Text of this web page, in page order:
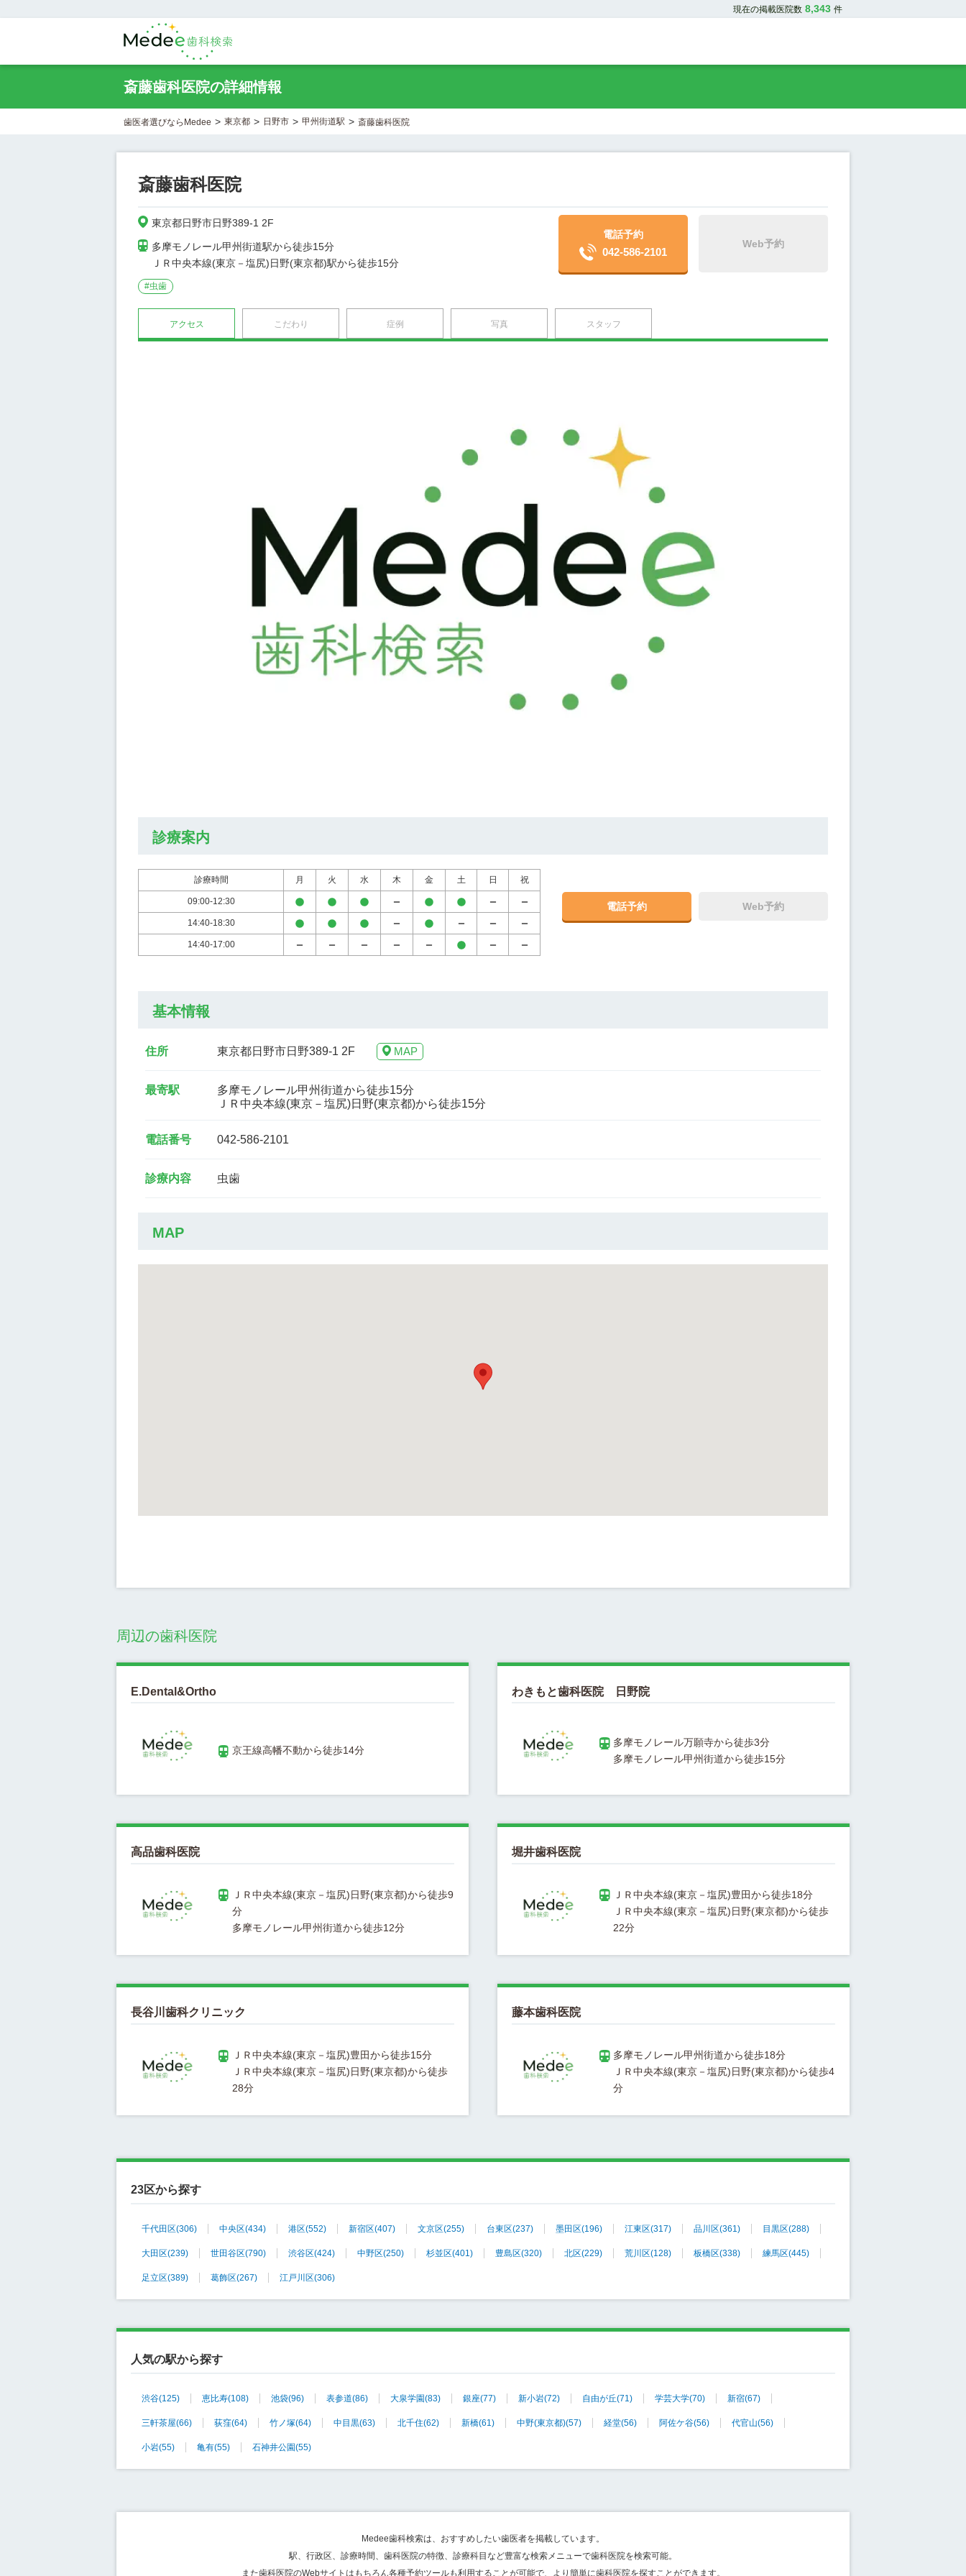
現在の掲載医院数 8,343 件
斎藤歯科医院の詳細情報
歯医者選びならMedee > 東京都 > 日野市 > 甲州街道駅 > 斎藤歯科医院
斎藤歯科医院
東京都日野市日野389-1 2F
多摩モノレール甲州街道駅から徒歩15分
ＪＲ中央本線(東京－塩尻)日野(東京都)駅から徒歩15分
#虫歯
電話予約
042-586-2101
Web予約
アクセス こだわり 症例 写真 スタッフ
診療案内
診療時間 月 火 水 木 金 土 日 祝
09:00-12:30
14:40-18:30
14:40-17:00
電話予約 Web予約
基本情報
住所 東京都日野市日野389-1 2F MAP
最寄駅
多摩モノレール甲州街道から徒歩15分
ＪＲ中央本線(東京－塩尻)日野(東京都)から徒歩15分
電話番号 042-586-2101
診療内容 虫歯
MAP
周辺の歯科医院
E.Dental&Ortho わきもと歯科医院 日野院
高品歯科医院
ＪＲ中央本線(東京－塩尻)日野(東京都)から徒歩9
堀井歯科医院
ＪＲ中央本線(東京－塩尻)日野(東京都)から徒歩
長谷川歯科クリニック
ＪＲ中央本線(東京－塩尻)日野(東京都)から徒歩
藤本歯科医院
ＪＲ中央本線(東京－塩尻)日野(東京都)から徒歩4
23区から探す
千代田区(306) 中央区(434) 港区(552) 新宿区(407) 文京区(255) 台東区(237) 墨田区(196) 江東区(317) 品川区(361) 目黒区(288)
大田区(239) 世田谷区(790) 渋谷区(424) 中野区(250) 杉並区(401) 豊島区(320) 北区(229) 荒川区(128) 板橋区(338) 練馬区(445)
足立区(389) 葛飾区(267) 江戸川区(306)
人気の駅から探す
渋谷(125) 恵比寿(108) 池袋(96) 表参道(86) 大泉学園(83) 銀座(77) 新小岩(72) 自由が丘(71) 学芸大学(70) 新宿(67)
三軒茶屋(66) 荻窪(64) 竹ノ塚(64) 中目黒(63) 北千住(62) 新橋(61) 中野(東京都)(57) 経堂(56) 阿佐ケ谷(56) 代官山(56)
小岩(55) 亀有(55) 石神井公園(55)
Medee歯科検索は、おすすめしたい歯医者を掲載しています。
駅、行政区、診療時間、歯科医院の特徴、診療科目など豊富な検索メニューで歯科医院を検索可能。
また歯科医院のWebサイトはもちろん各種予約ツールも利用することが可能で、より簡単に歯科医院を探すことができます。